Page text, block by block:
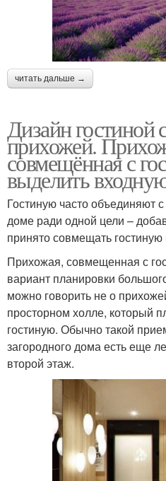
читать дальше →
Дизайн гостиной
прихожей.
совмещённая с
выделить
Гостиную часто объединяют
доме ради одной цели –
принято совмещать гостиную
Прихожая, совмещенная с
вариант планировки
можно говорить не о
просторном холле, который
гостиную. Обычно такой
загородного дома есть еще
второй этаж.